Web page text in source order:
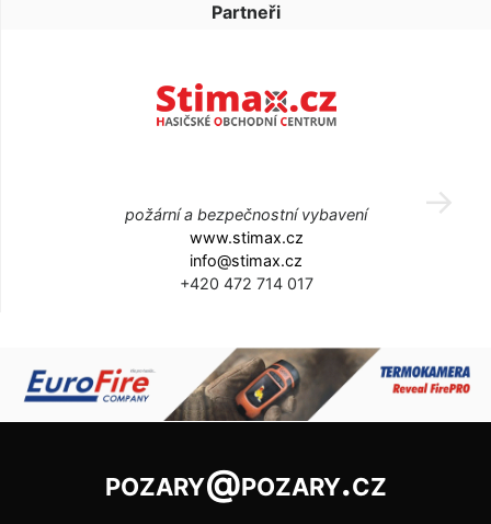
Partneři
požární a bezpečnostní vybavení
www.stimax.cz
info@stimax.cz
+420 472 714 017
pozary@pozary.cz